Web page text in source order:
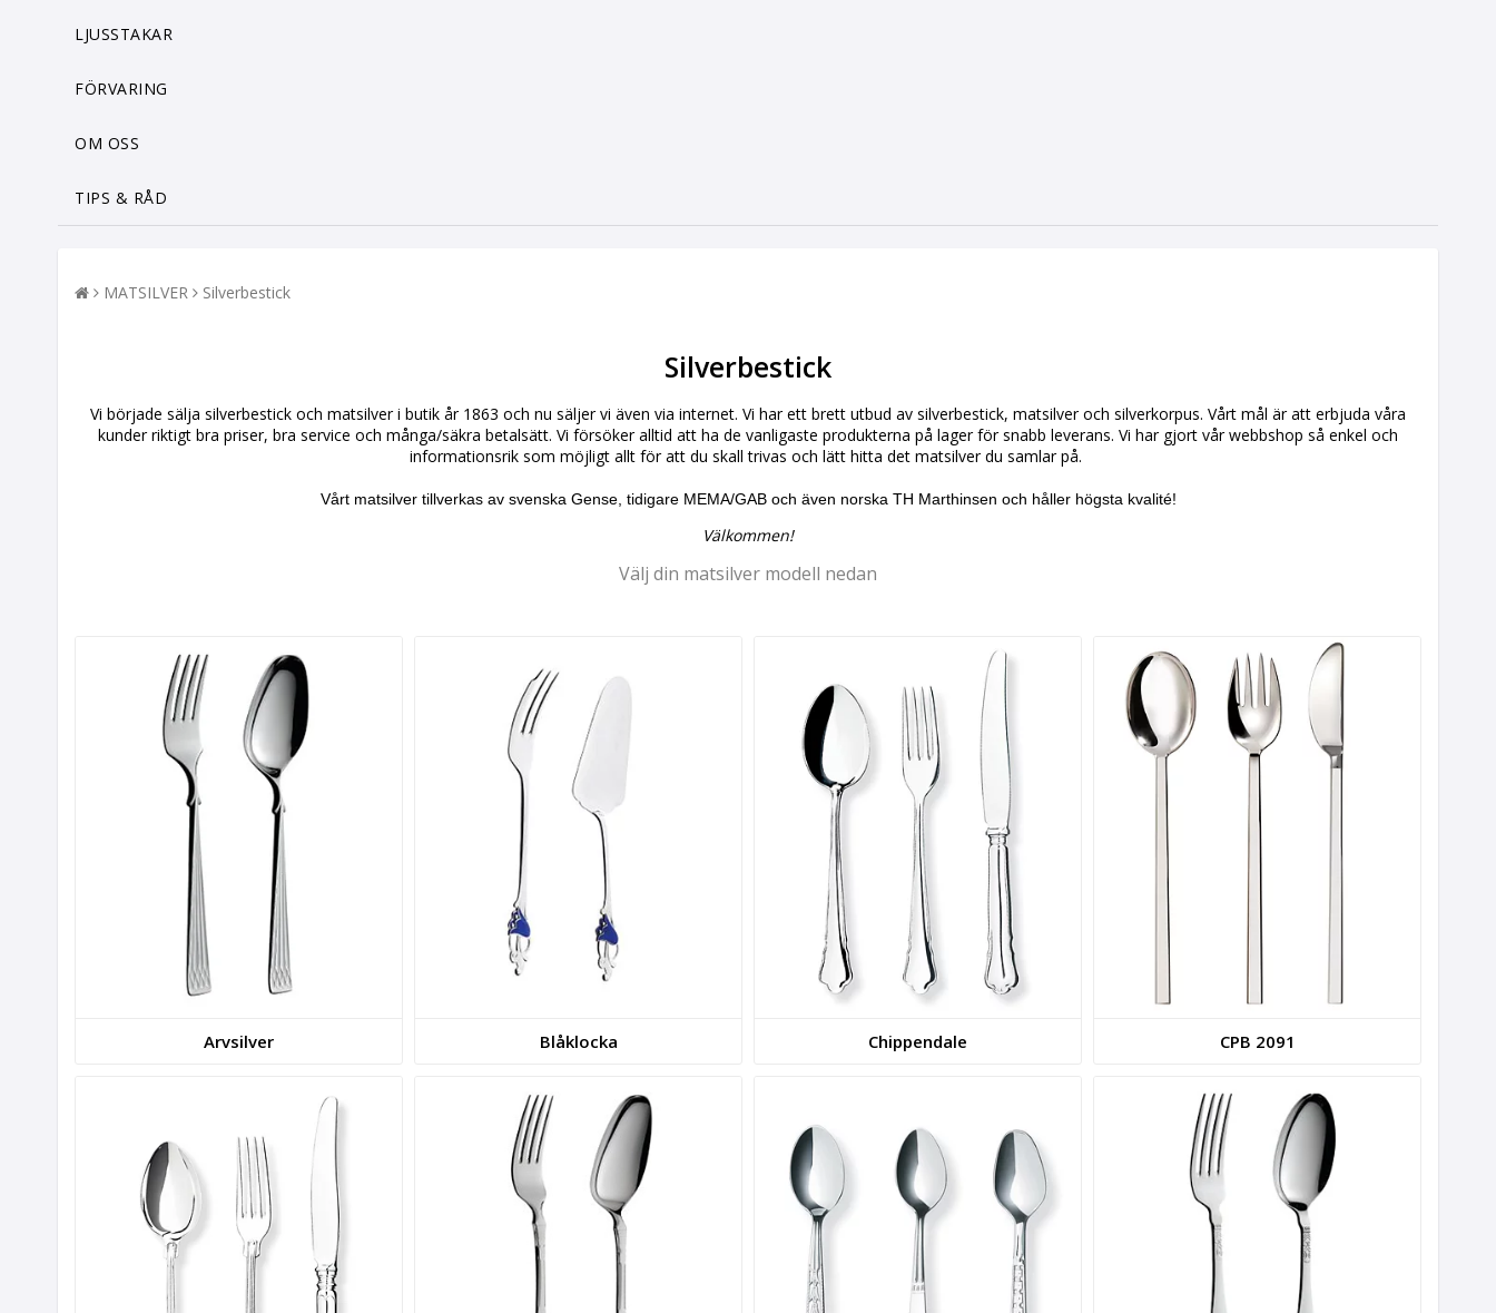
LJUSSTAKAR
FÖRVARING
OM OSS
TIPS & RÅD
MATSILVER Silverbestick
Silverbestick
Vi började sälja silverbestick och matsilver i butik år 1863 och nu säljer vi även via internet. Vi har ett brett utbud av silverbestick, matsilver och silverkorpus. Vårt mål är att erbjuda våra
kunder riktigt bra priser, bra service och många/säkra betalsätt. Vi försöker alltid att ha de vanligaste produkterna på lager för snabb leverans. Vi har gjort vår webbshop så enkel och
informationsrik som möjligt allt för att du skall trivas och lätt hitta det matsilver du samlar på.
Vårt matsilver tillverkas av svenska Gense, tidigare MEMA/GAB och även norska TH Marthinsen och håller högsta kvalité!
Välkommen!
Välj din matsilver modell nedan
Arvsilver Blåklocka Chippendale CPB 2091